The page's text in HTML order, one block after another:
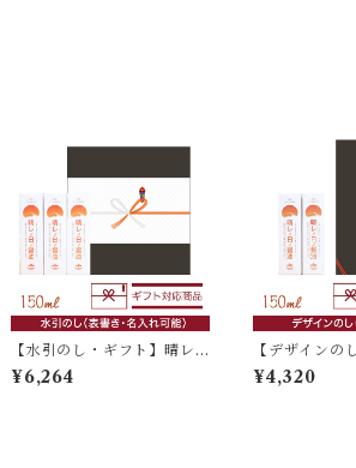
【水引のし・ギフト】晴レ
ノ日ノ醤油 150ml×3本入
¥6,264
【デザインの
晴レノ日ノ醤
入
¥4,320